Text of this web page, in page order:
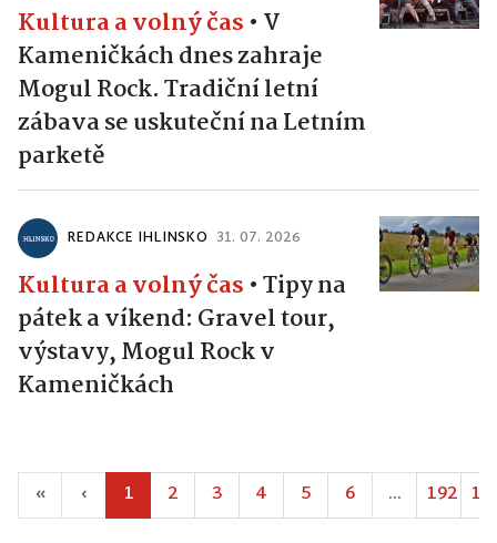
Kultura a volný čas • V
Kameničkách dnes zahraje
Mogul Rock. Tradiční letní
zábava se uskuteční na Letním
parketě
REDAKCE IHLINSKO 31. 07. 2026
Kultura a volný čas •Tipy na
pátek a víkend: Gravel tour,
výstavy, Mogul Rock v
Kameničkách
« ‹ 1 2 3 4 5 6 ... 192